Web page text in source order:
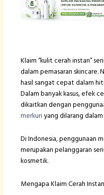
Klaim “kulit cerah instan”
dalam pemasaran skincare.
hasil sangat cepat dalam
Dalam banyak kasus, efek
dikaitkan dengan
merkuriyang dilarang
Di Indonesia, penggunaan
merupakan pelanggaran
kosmetik.
Mengapa Klaim Cerah